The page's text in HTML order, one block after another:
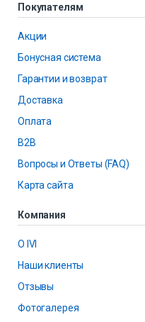
Покупателям
Акции
Бонусная система
Гарантии и возврат
Доставка
Оплата
B2B
Вопросы и Ответы (FAQ)
Карта сайта
Компания
О IVI
Наши клиенты
Отзывы
Фотогалерея